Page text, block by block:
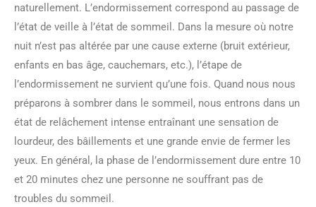
naturellement. L’endormissement correspond au passage de
l’état de veille à l’état de sommeil. Dans la mesure où notre
nuit n’est pas altérée par une cause externe (bruit extérieur,
enfants en bas âge, cauchemars, etc.), l’étape de
l’endormissement ne survient qu’une fois. Quand nous nous
préparons à sombrer dans le sommeil, nous entrons dans un
état de relâchement intense entraînant une sensation de
lourdeur, des bâillements et une grande envie de fermer les
yeux. En général, la phase de l’endormissement dure entre 10
et 20 minutes chez une personne ne souffrant pas de
troubles du sommeil.